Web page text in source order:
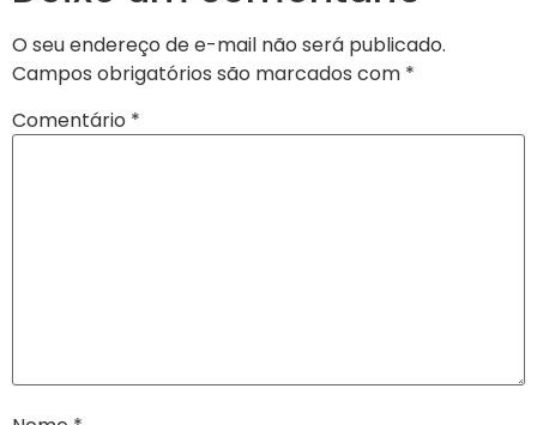
O seu endereço de e-mail não será publicado.
Campos obrigatórios são marcados com *
Comentário *